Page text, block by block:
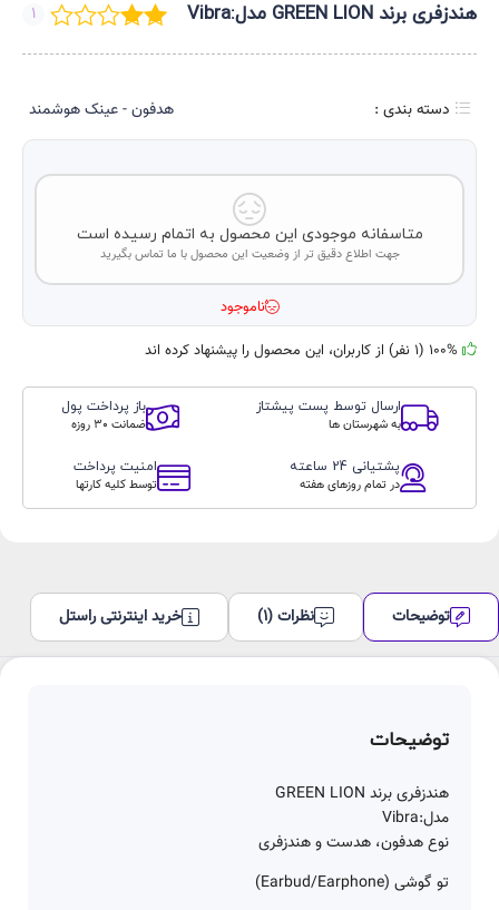
هندزفری برند GREEN LION مدل:Vibra 1
دسته بندی : هدفون - عینک هوشمند
متاسفانه موجودی این محصول به اتمام رسیده است
جهت اطلاع دقیق تر از وضعیت این محصول با ما تماس بگیرید
ناموجود
ارسال توسط پست پیشتاز
به شهرستان ها
باز پرداخت پول
ضمانت 30 روزه
پشتیانی 24 ساعته
در تمام روزهای هفته
امنیت پرداخت
توسط کلیه کارتها
توضیحات نظرات (1) خرید اینترنتی راستل
توضیحات
هندزفری برند GREEN LION
مدل:Vibra
نوع هدفون، هدست و هندزفری
تو گوشی (Earbud/Earphone)